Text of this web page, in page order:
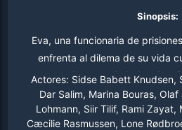
Sinopsis:
Eva, una funcionaria de
enfrenta al dilema de su vida
pasado es trasladado a la
Actores: Sidse Babett Knudsen,
Dar Salim, Marina Bouras,
Lohmann, Siir Tilif, Rami Zayat,
Cæcilie Rasmussen, Lone